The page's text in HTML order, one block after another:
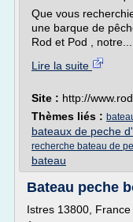
Que vous
une barque de
Rod et Pod , notre...
Lire la suite
Site : http://
Thèmes liés :
bateaux de peche
recherche bateau de
bateau
Bateau peche
Istres 13800,